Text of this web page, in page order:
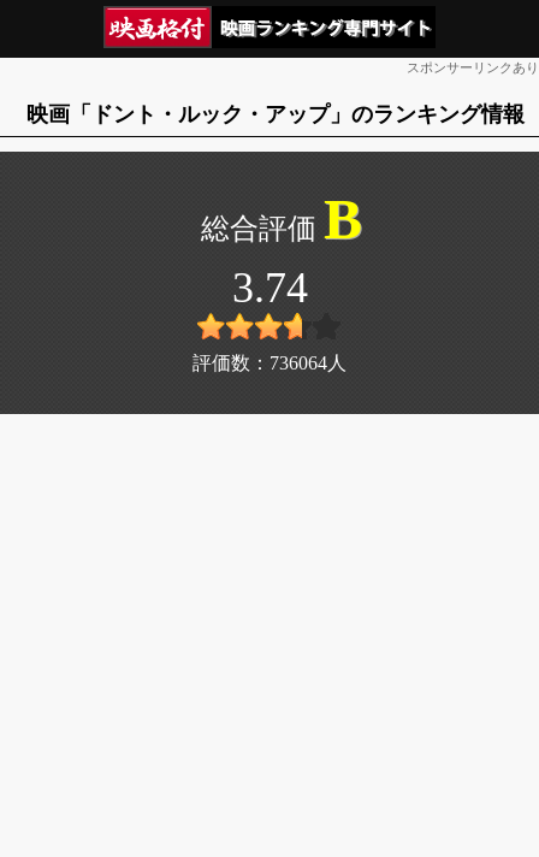
スポンサーリンクあり
映画「ドント・ルック・アップ」のランキング情報
B
3.74
評価数： 736064 人